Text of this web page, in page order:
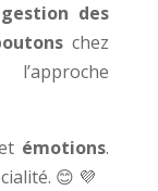
gestion des
chez
émotions.
😊 💜